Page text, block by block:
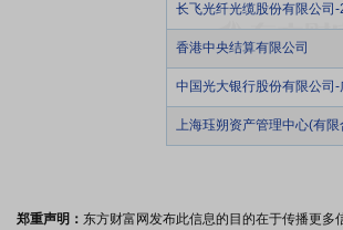
长飞光纤光缆股份有限公司
香港中央结算有限公司
中国光大银行股份有限公司
上海珏朔资产管理中心(有
郑重声明： 东方财富网发布此信息的目的在于传播更